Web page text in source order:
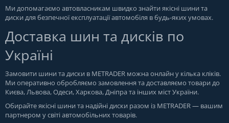
Ми допомагаємо автовласникам швидко знайти якісні шини та
диски для безпечної експлуатації автомобіля в будь-яких умовах.
Доставка шин та дисків по
Україні
Замовити шини та диски в METRADER можна онлайн у кілька кліків.
Ми оперативно обробляємо замовлення та доставляємо товари до
Києва, Львова, Одеси, Харкова, Дніпра та інших міст України.
Обирайте якісні шини та надійні диски разом із METRADER — вашим
партнером у світі автомобільних товарів.